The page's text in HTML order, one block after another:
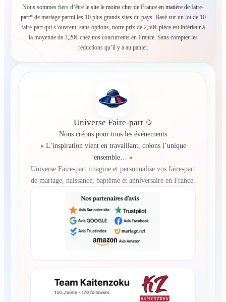
Nous sommes fiers d’être le site le moins cher de France en matière de faire-
part*de mariage parmi les 10 plus grands sites du pays. Basé sur un lot de 10
faire-part qui s’ouvrent, sans options, notre prix de 2,50€ pièce est inférieur à
la moyenne de 3,20€ chez nos concurrents en France. Sans compter les
réductions qu’il y a au panier.
Universe Faire-part ✩
Nous créons pour tous les événements
« L’inspiration vient en travaillant, créons l’unique
ensemble… »
Universe Faire-part imagine et personnalise vos faire-part
de mariage, naissance, baptême et anniversaire en France.